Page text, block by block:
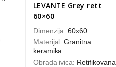
LEVANTE Grey rett
60×60
Dimenzija: 60x60
Materijal: Granitna
keramika
Obrada ivica: Retifikovana